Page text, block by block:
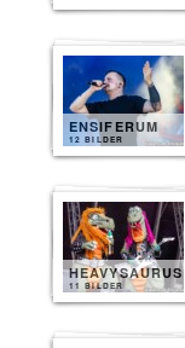
ENSIFERUM
12 BILDER
HEAVYSAURUS
11 BILDER